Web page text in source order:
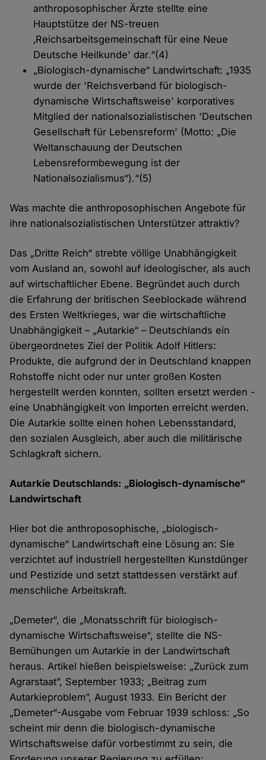
anthroposophischer Ärzte stellte eine
Hauptstütze der NS-treuen
‚Reichsarbeitsgemeinschaft für eine Neue
Deutsche Heilkunde' dar.“(4)
„Biologisch-dynamische“ Landwirtschaft: „1935
wurde der 'Reichsverband für biologisch-
dynamische Wirtschaftsweise' korporatives
Mitglied der nationalsozialistischen 'Deutschen
Gesellschaft für Lebensreform' (Motto: „Die
Weltanschauung der Deutschen
Lebensreformbewegung ist der
Nationalsozialismus“).“(5)
Was machte die anthroposophischen Angebote für
ihre nationalsozialistischen Unterstützer attraktiv?
Das „Dritte Reich“ strebte völlige Unabhängigkeit
vom Ausland an, sowohl auf ideologischer, als auch
auf wirtschaftlicher Ebene. Begründet auch durch
die Erfahrung der britischen Seeblockade während
des Ersten Weltkrieges, war die wirtschaftliche
Unabhängigkeit – „Autarkie“ – Deutschlands ein
übergeordnetes Ziel der Politik Adolf Hitlers:
Produkte, die aufgrund der in Deutschland knappen
Rohstoffe nicht oder nur unter großen Kosten
hergestellt werden konnten, sollten ersetzt werden -
eine Unabhängigkeit von Importen erreicht werden.
Die Autarkie sollte einen hohen Lebensstandard,
den sozialen Ausgleich, aber auch die militärische
Schlagkraft sichern.
Autarkie Deutschlands: „Biologisch-dynamische“
Landwirtschaft
Hier bot die anthroposophische, „biologisch-
dynamische“ Landwirtschaft eine Lösung an: Sie
verzichtet auf industriell hergestellten Kunstdünger
und Pestizide und setzt stattdessen verstärkt auf
menschliche Arbeitskraft.
„Demeter“, die „Monatsschrift für biologisch-
dynamische Wirtschaftsweise“, stellte die NS-
Bemühungen um Autarkie in der Landwirtschaft
heraus. Artikel hießen beispielsweise: „Zurück zum
Agrarstaat”, September 1933; „Beitrag zum
Autarkieproblem”, August 1933. Ein Bericht der
„Demeter“-Ausgabe vom Februar 1939 schloss: „So
scheint mir denn die biologisch-dynamische
Wirtschaftsweise dafür vorbestimmt zu sein, die